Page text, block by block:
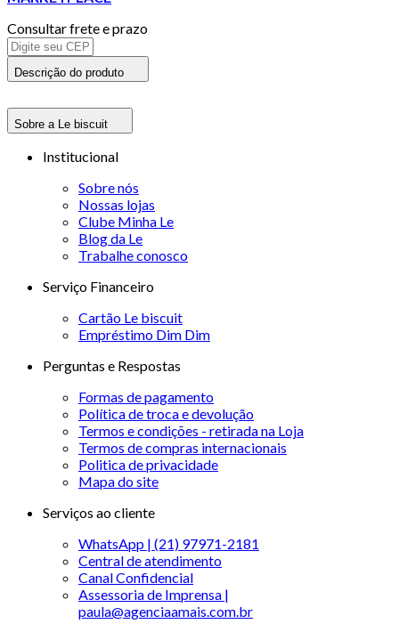
Consultar frete e prazo
Descrição do produto
Sobre a Le biscuit
Institucional
Sobre nós
Nossas lojas
Clube Minha Le
Blog da Le
Trabalhe conosco
Serviço Financeiro
Cartão Le biscuit
Empréstimo Dim Dim
Perguntas e Respostas
Formas de pagamento
Política de troca e devolução
Termos e condições - retirada na Loja
Termos de compras internacionais
Politica de privacidade
Mapa do site
Serviços ao cliente
WhatsApp | (21) 97971-2181
Central de atendimento
Canal Confidencial
Assessoria de Imprensa |
paula@agenciaamais.com.br